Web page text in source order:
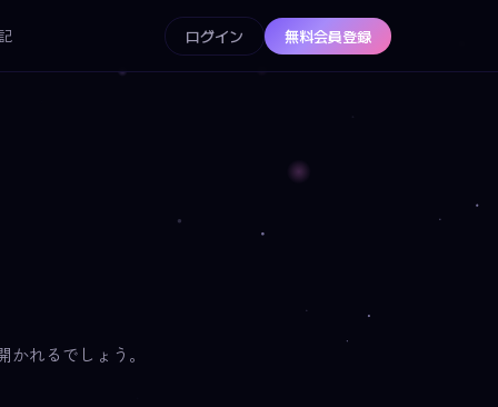
ログイン 無料会員登録
れるでしょう。